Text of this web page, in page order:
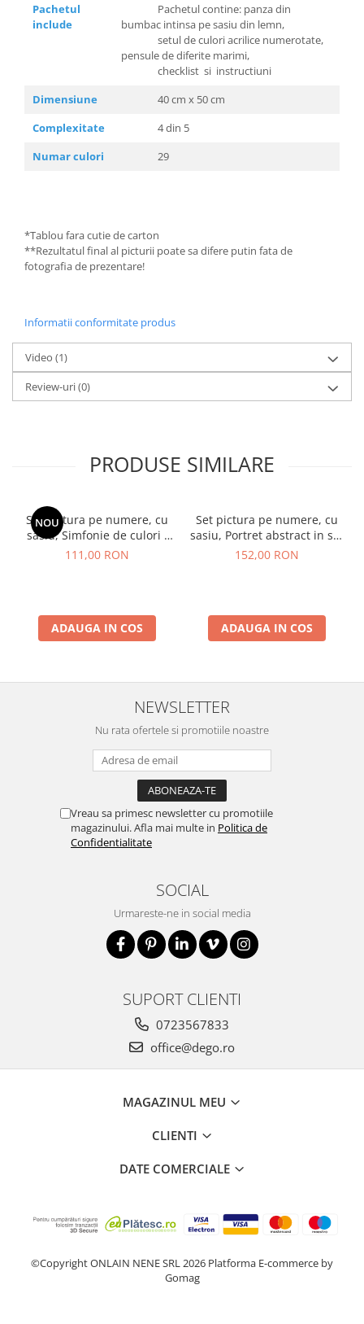
Pachetul
include
Pachetul contine: panza din
bumbac intinsa pe sasiu din lemn,
setul de culori acrilice numerotate,
pensule de diferite marimi,
checklist si instructiuni
Dimensiune
40 cm x 50 cm
Complexitate
4 din 5
Numar culori
29
*Tablou fara cutie de carton
**Rezultatul final al picturii poate sa difere putin fata de
fotografia de prezentare!
Informatii conformitate produs
Video (1)
Review-uri(0)
PRODUSE SIMILARE
NOU
Set pictura pe numere, cu
sasiu, Simfonie de culori -
vopsele metalizate, 40x50
111,00 RON
ADAUGA IN COS
Set pictura pe numere, cu
sasiu, Portret abstract in stil
Picasso, 40x50 cm
152,00 RON
ADAUGA IN COS
NEWSLETTER
Nu rata ofertele si promotiile noastre
Vreau sa primesc newsletter cu promotiile
magazinului. Afla mai multe in Politica de
Confidentialitate
SOCIAL
Urmareste-ne in social media
SUPORT CLIENTI
0723567833
office@dego.ro
MAGAZINUL MEU
CLIENTI
DATE COMERCIALE
©Copyright ONLAIN NENE SRL 2026 Platforma E-commerce by
Gomag